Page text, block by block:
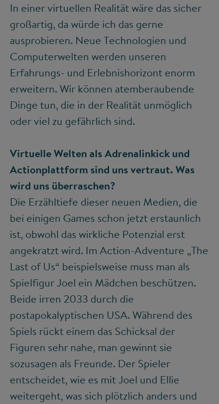
In einer virtuellen Realität wäre das sicher
großartig, da würde ich das gerne
ausprobieren. Neue Technologien und
Computerwelten werden unseren
Erfahrungs- und Erlebnishorizont enorm
erweitern. Wir können atemberaubende
Dinge tun, die in der Realität unmöglich
oder viel zu gefährlich sind.
Virtuelle Welten als Adrenalinkick und
Actionplattform sind uns vertraut. Was
wird uns überraschen?
Die Erzähltiefe dieser neuen Medien, die
bei einigen Games schon jetzt erstaunlich
ist, obwohl das wirkliche Potenzial erst
angekratzt wird. Im Action-Adventure „The
Last of Us“ beispielsweise muss man als
Spielfigur Joel ein Mädchen beschützen.
Beide irren 2033 durch die
postapokalyptischen USA. Während des
Spiels rückt einem das Schicksal der
Figuren sehr nahe, man gewinnt sie
sozusagen als Freunde. Der Spieler
entscheidet, wie es mit Joel und Ellie
weitergeht, was sich plötzlich anders und